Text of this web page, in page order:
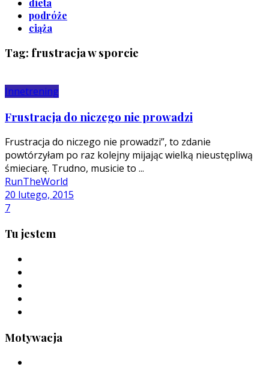
podróże
ciąża
Tag: frustracja w sporcie
Innetrening
Frustracja do niczego nie prowadzi
Frustracja do niczego nie prowadzi”, to zdanie
powtórzyłam po raz kolejny mijając wielką nieustępliwą
śmieciarę. Trudno, musicie to ...
RunTheWorld
20 lutego, 2015
7
Tu jestem
Motywacja